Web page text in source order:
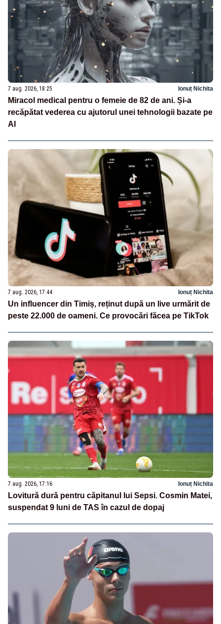
7 aug. 2026, 18:25 Ionuț Nichita
Miracol medical pentru o femeie de 82 de ani. Și-a
recăpătat vederea cu ajutorul unei tehnologii bazate pe
AI
7 aug. 2026, 17:44 Ionuț Nichita
Un influencer din Timiș, reținut după un live urmărit de
peste 22.000 de oameni. Ce provocări făcea pe TikTok
7 aug. 2026, 17:16 Ionuț Nichita
Lovitură dură pentru căpitanul lui Sepsi. Cosmin Matei,
suspendat 9 luni de TAS în cazul de dopaj